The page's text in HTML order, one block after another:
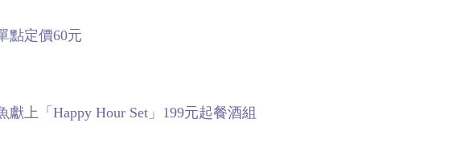
點定價60元
上「Happy Hour Set」199元起餐酒組